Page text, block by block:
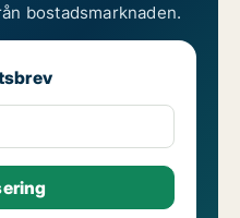
bostadsmarknaden.